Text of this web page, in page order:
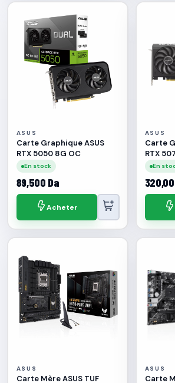
ASUS
Carte Graphique ASUS
RTX 5050 8G OC
En stock
89,500 Da
Acheter
ASUS
Carte
RTX
En
ASUS
Carte Mère ASUS TUF
ASUS
Carte